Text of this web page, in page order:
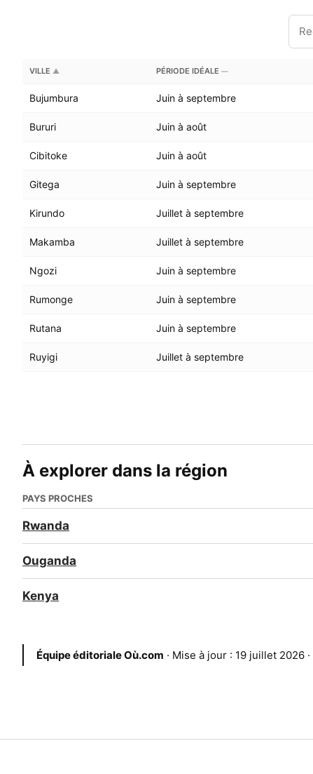
VILLE ▲ PÉRIODE IDÉALE —
Bujumbura Juin à septembre
Bururi Juin à août
Cibitoke Juin à août
Gitega Juin à septembre
Kirundo Juillet à septembre
Makamba Juillet à septembre
Ngozi Juin à septembre
Rumonge Juin à septembre
Rutana Juin à septembre
Ruyigi Juillet à septembre
À explorer dans la région
PAYS PROCHES
Rwanda
Ouganda
Kenya
Équipe éditoriale Où.com · Mise à jour : 19 juillet 2026 ·